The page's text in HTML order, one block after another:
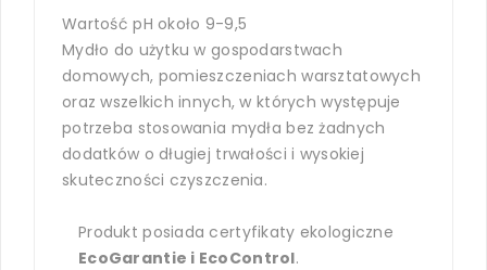
Wartość pH około 9-9,5
Mydło do użytku w gospodarstwach
domowych, pomieszczeniach warsztatowych
oraz wszelkich innych, w których występuje
potrzeba stosowania mydła bez żadnych
dodatków o długiej trwałości i wysokiej
skuteczności czyszczenia.
Produkt posiada certyfikaty ekologiczne
EcoGarantie i EcoControl.